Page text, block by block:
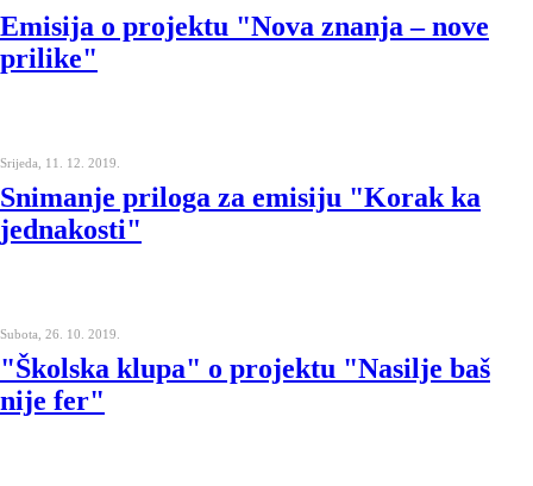
Emisija o projektu "Nova znanja – nove
prilike"
Srijeda, 11. 12. 2019.
Snimanje priloga za emisiju "Korak ka
jednakosti"
Subota, 26. 10. 2019.
"Školska klupa" o projektu "Nasilje baš
nije fer"